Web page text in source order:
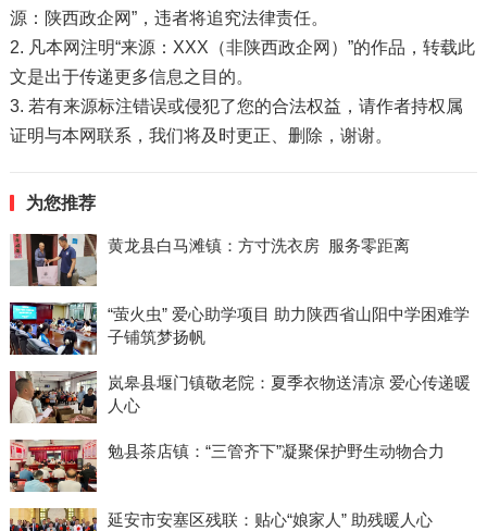
源：陕西政企网”，违者将追究法律责任。
2. 凡本网注明“来源：XXX（非陕西政企网）”的作品，转载此
文是出于传递更多信息之目的。
3. 若有来源标注错误或侵犯了您的合法权益，请作者持权属
证明与本网联系，我们将及时更正、删除，谢谢。
为您推荐
黄龙县白马滩镇：方寸洗衣房 服务零距离
“萤火虫” 爱心助学项目 助力陕西省山阳中学困难学
子铺筑梦扬帆
岚皋县堰门镇敬老院：夏季衣物送清凉 爱心传递暖
人心
勉县茶店镇：“三管齐下”凝聚保护野生动物合力
延安市安塞区残联：贴心“娘家人” 助残暖人心